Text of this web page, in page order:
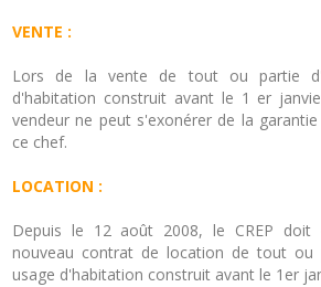
VENTE :
Lors de la vente de tout ou partie
d'habitation construit avant le 1 er
vendeur ne peut s'exonérer de la
ce chef.
LOCATION :
Depuis le 12 août 2008, le CREP
nouveau contrat de location de tout ou
usage d'habitation construit avant le 1er